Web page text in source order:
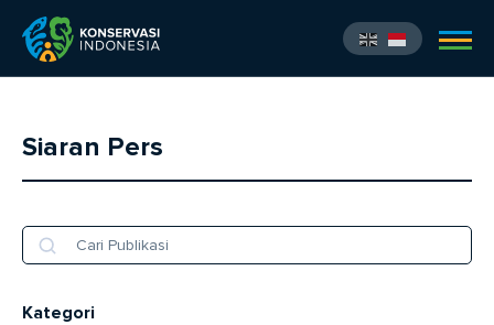
Siaran Pers
Kategori